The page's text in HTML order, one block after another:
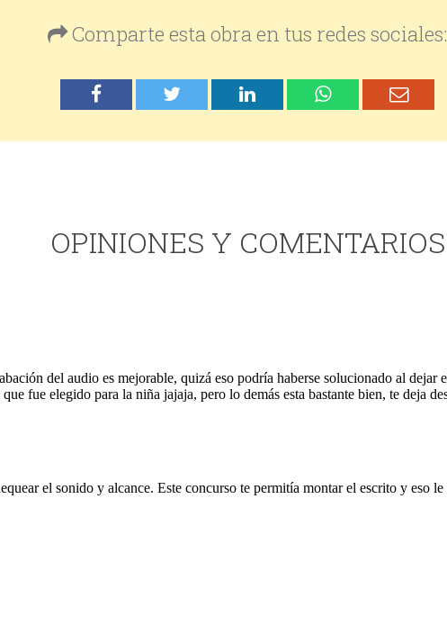
Comparte esta obra en tus redes sociales:
OPINIONES Y COMENTARIOS